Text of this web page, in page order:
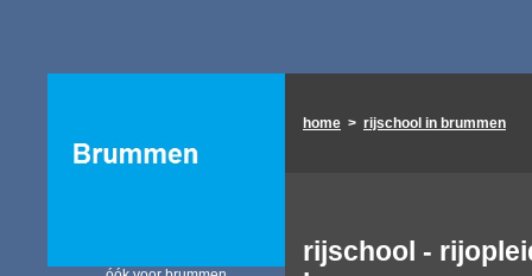
home > rijschool in brummen
rijschool -